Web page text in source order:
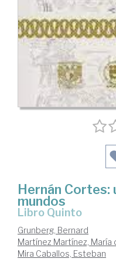
Hernán Cortes:
mundos
Libro Quinto
Grunberg, Bernard
Martínez Martínez, María
Mira Caballos, Esteban